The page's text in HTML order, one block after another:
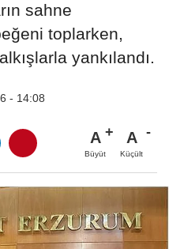
sahne
toplarken,
yankılandı.
- 14:08
A
Büyüt
A
Küçült